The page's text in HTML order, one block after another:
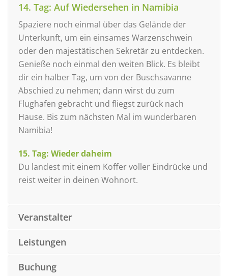
14. Tag: Auf Wiedersehen in Namibia
Spaziere noch einmal über das Gelände der
Unterkunft, um ein einsames Warzenschwein
oder den majestätischen Sekretär zu entdecken.
Genieße noch einmal den weiten Blick. Es bleibt
dir ein halber Tag, um von der Buschsavanne
Abschied zu nehmen; dann wirst du zum
Flughafen gebracht und fliegst zurück nach
Hause. Bis zum nächsten Mal im wunderbaren
Namibia!
15. Tag: Wieder daheim
Du landest mit einem Koffer voller Eindrücke und
reist weiter in deinen Wohnort.
Veranstalter
Leistungen
Buchung